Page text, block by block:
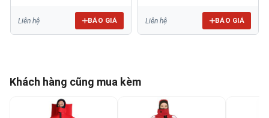
Liên hệ BÁO GIÁ Liên hệ BÁO GIÁ
Khách hàng cũng mua kèm